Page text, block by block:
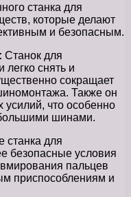
станка для
которые делают
и безопасным.
Станок для
снять и
сокращает
Также он
усилий, что особенно
шинами.
станка для
безопасные условия
пальцев
приспособлениям и